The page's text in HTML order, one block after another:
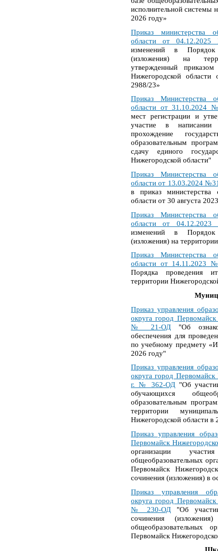
исполнительной системы
2026 году»
Приказ министерства
области от
изменений в Порядок
(изложения) на
утвержденный
Нижегородской
2988/23»
Приказ Министерства
области от 31.10.2024
мест регистрации и
участие в написании
прохождение
образовательным
сдачу единого
Нижегородской области"
Приказ Министерства
области от 13.03.2024
в приказ министерства
области от 30 августа
Приказ Министерства
области от
изменений в Порядок
(изложения) на
Приказ Министерства
области от 14.11.2023
Порядка проведения
территории
Приказ управления
округа город
№ 21-ОД "Об
обеспечения для
по учебному предмету
2026 году"
Приказ управления
округа город
г. № 362-ОД"Об
обучающихся
образовательным
территории
Нижегородской области в
Приказ управления
Первомайск
организации
общеобразовательных
Первомайск
сочинения (изложения) в
Приказ управления
округа город
№ 230-ОД "Об
сочинения
общеобразовательных
Первомайск